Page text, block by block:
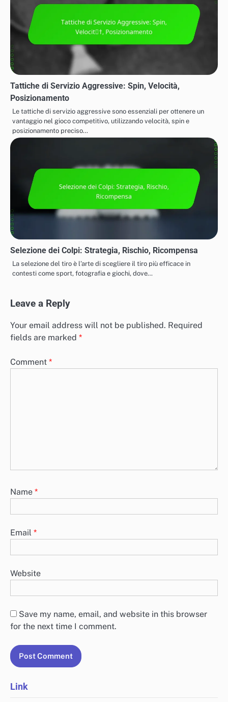
Tattiche di Servizio Aggressive: Spin, Velocità,
Posizionamento
Le tattiche di servizio aggressive sono essenziali per ottenere un
vantaggio nel gioco competitivo, utilizzando velocità, spin e
posizionamento preciso…
Selezione dei Colpi: Strategia, Rischio, Ricompensa
La selezione del tiro è l’arte di scegliere il tiro più efficace in
contesti come sport, fotografia e giochi, dove…
Leave a Reply
Your email address will not be published. Required
fields are marked *
Comment *
Name *
Email *
Website
Save my name, email, and website in this browser
for the next time I comment.
Link